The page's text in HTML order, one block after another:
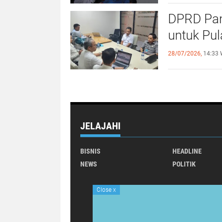
DPRD
untuk
28/07/2026, 14:33
JELAJAHI
BISNIS HEADLINE
NEWS
POLITIK
Close x